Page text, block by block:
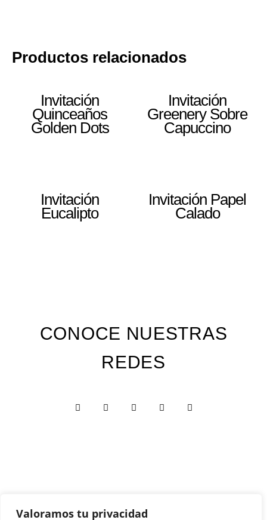
Valoramos tu privacidad
Productos relacionados
Invitación
Quinceaños
Golden Dots
Invitación
Greenery Sobre
Capuccino
Invitación
Eucalipto
Invitación Papel
Calado
CONOCE NUESTRAS
REDES
Custom Edition